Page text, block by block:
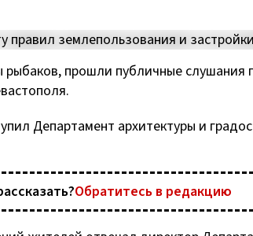
рыбаков, прошли публичные слушания
Департамент архитектуры и
Обратитесь в редакцию